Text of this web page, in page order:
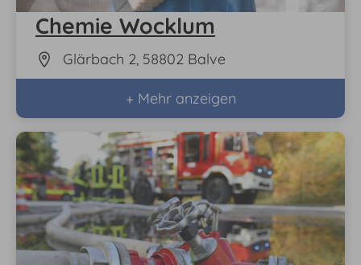
Chemie Wocklum
Glärbach 2, 58802 Balve
+ Mehr anzeigen